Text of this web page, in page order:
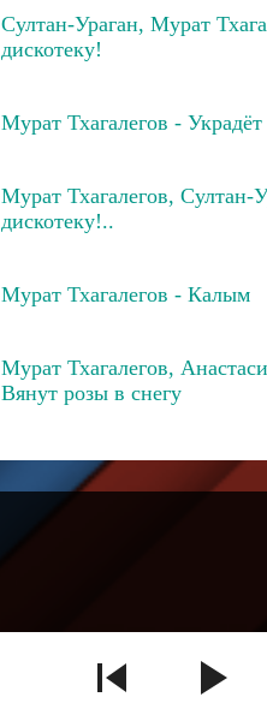
Султан-Ураган, Мурат
дискотеку!
Мурат Тхагалегов -
Мурат Тхагалегов, Султан-
дискотеку!..
Мурат Тхагалегов - Калым
Мурат Тхагалегов,
Вянут розы в снегу